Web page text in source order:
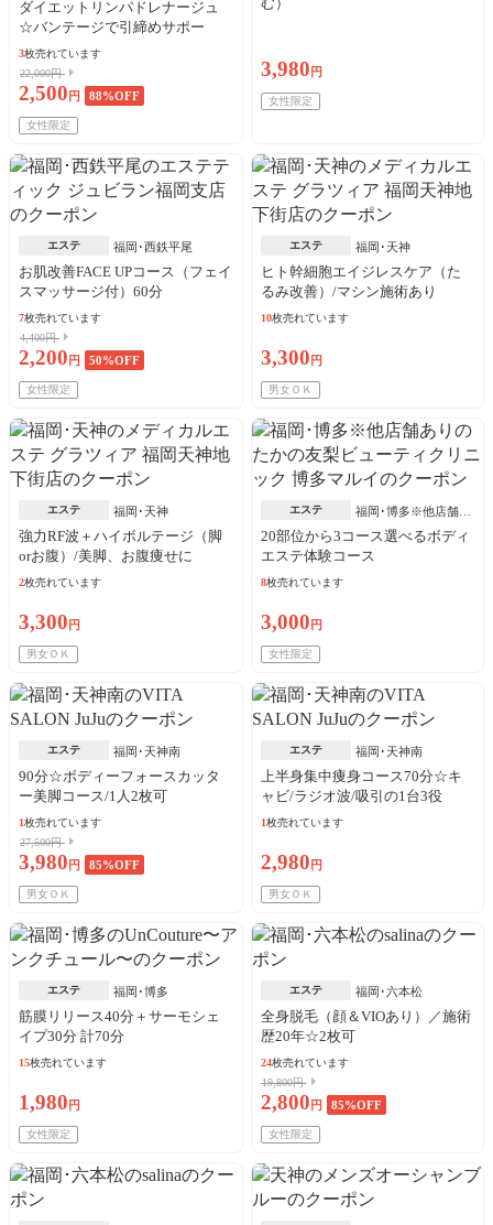
ダイエットリンパドレナージュ
☆バンテージで引締めサポー
ト！
3枚売れています
22,000円
2,500 円 88%OFF
女性限定
3,980 円
女性限定
エステ 福岡･西鉄平尾
お肌改善FACE UPコース（フェイ
スマッサージ付）60分
7枚売れています
4,400円
2,200 円 50%OFF
女性限定
エステ 福岡･天神
ヒト幹細胞エイジレスケア（た
るみ改善）/マシン施術あり
10枚売れています
3,300 円
男女ＯＫ
エステ 福岡･天神
強力RF波＋ハイボルテージ（脚
orお腹）/美脚、お腹痩せに
2枚売れています
3,300 円
男女ＯＫ
エステ
福岡･博多※他店舗あ
り
20部位から3コース選べるボディ
エステ体験コース
8枚売れています
3,000 円
女性限定
エステ 福岡･天神南
90分☆ボディーフォースカッタ
ー美脚コース/1人2枚可
1枚売れています
27,500円
3,980 円 85%OFF
男女ＯＫ
エステ 福岡･天神南
上半身集中痩身コース70分☆キ
ャビ/ラジオ波/吸引の1台3役
1枚売れています
2,980 円
男女ＯＫ
エステ 福岡･博多
筋膜リリース40分＋サーモシェ
イプ30分 計70分
15枚売れています
1,980 円
女性限定
エステ 福岡･六本松
全身脱毛（顔＆VIOあり）／施術
歴20年☆2枚可
24枚売れています
19,800円
2,800 円 85%OFF
女性限定